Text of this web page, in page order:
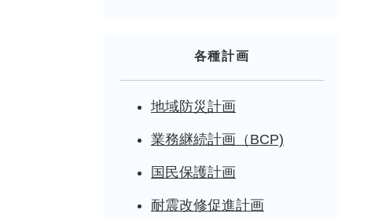
各種計画
地域防災計画
業務継続計画（BCP)
国民保護計画
耐震改修促進計画